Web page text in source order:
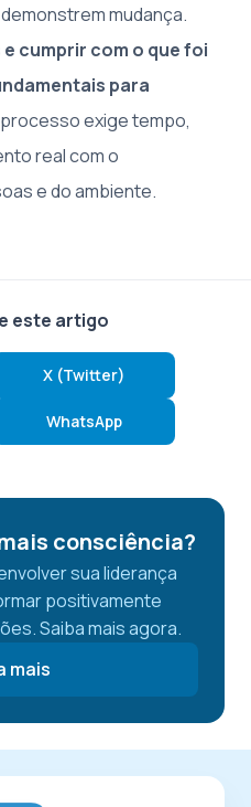
mudança.
cumprir com o que foi
para
exige tempo,
real com o
e do ambiente.
este artigo
X (Twitter)
WhatsApp
consciência?
sua liderança
positivamente
Saiba mais agora.
mais